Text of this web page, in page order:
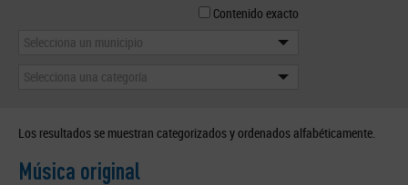
Contenido exacto
Selecciona un municipio
Selecciona una categoría
Los resultados se muestran categorizados y ordenados alfabéticamente.
Música original